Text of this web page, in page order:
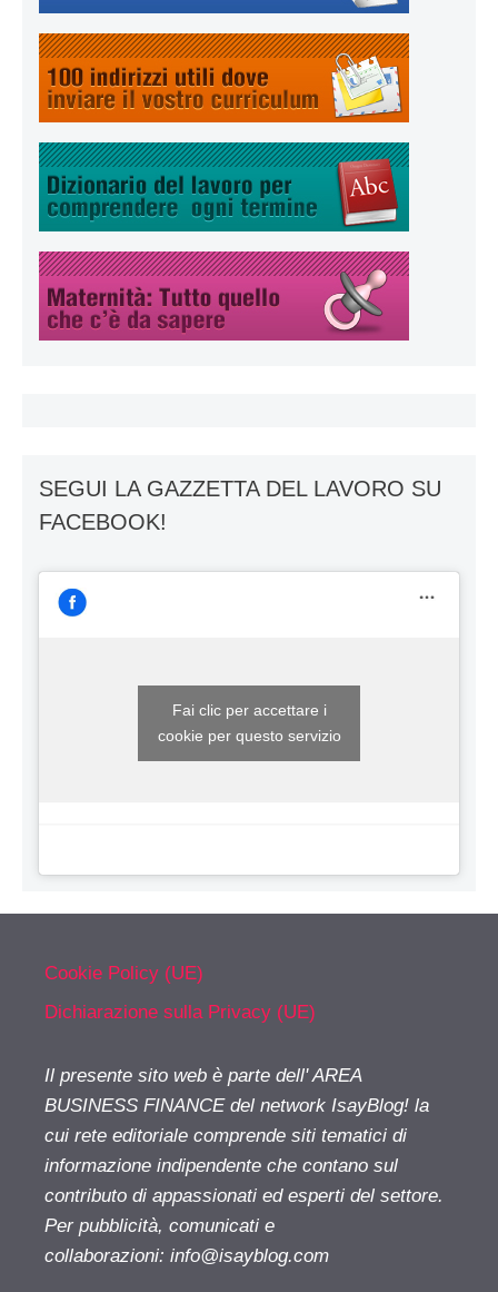
SEGUI LA GAZZETTA DEL LAVORO SU
FACEBOOK!
Fai clic per accettare i
cookie per questo servizio
Cookie Policy (UE)
Dichiarazione sulla Privacy (UE)
Il presente sito web è parte dell' AREA
BUSINESS FINANCE del network IsayBlog! la
cui rete editoriale comprende siti tematici di
informazione indipendente che contano sul
contributo di appassionati ed esperti del settore.
Per pubblicità, comunicati e
collaborazioni: info@isayblog.com